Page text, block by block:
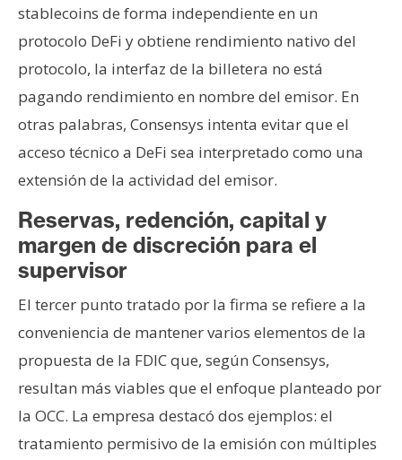
stablecoins de forma independiente en un
protocolo DeFi y obtiene rendimiento nativo del
protocolo, la interfaz de la billetera no está
pagando rendimiento en nombre del emisor. En
otras palabras, Consensys intenta evitar que el
acceso técnico a DeFi sea interpretado como una
extensión de la actividad del emisor.
Reservas, redención, capital y
margen de discreción para el
supervisor
El tercer punto tratado por la firma se refiere a la
conveniencia de mantener varios elementos de la
propuesta de la FDIC que, según Consensys,
resultan más viables que el enfoque planteado por
la OCC. La empresa destacó dos ejemplos: el
tratamiento permisivo de la emisión con múltiples